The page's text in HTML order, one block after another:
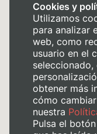
Cookies y
Utilizamos
para analizar
web, como
usuario en el
obtener más
cómo
nuestra
Pulsa el